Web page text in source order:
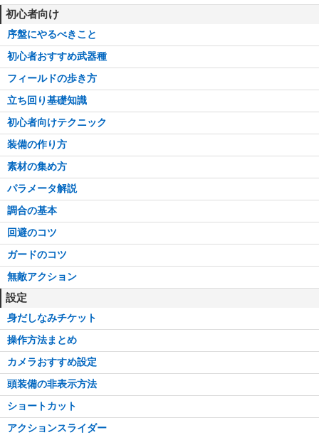
初心者向け
序盤にやるべきこと
初心者おすすめ武器種
フィールドの歩き方
立ち回り基礎知識
初心者向けテクニック
装備の作り方
素材の集め方
パラメータ解説
調合の基本
回避のコツ
ガードのコツ
無敵アクション
設定
身だしなみチケット
操作方法まとめ
カメラおすすめ設定
頭装備の非表示方法
ショートカット
アクションスライダー